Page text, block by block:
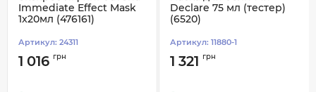
Immediate Effect Mask
1x20мл (476161)
Артикул: 24311
1 016 грн
Declare 75 мл (тестер)
(6520)
Артикул: 11880-1
1 321 грн